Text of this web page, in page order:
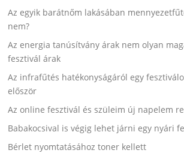
Az egyik barátnőm lakásában
nem?
Az energia tanúsítvány árak nem olyan
fesztivál árak
Az infrafűtés hatékonyságáról egy
először
Az online fesztivál és szüleim új napelem
Babakocsival is végig lehet járni egy nyári
Bérlet nyomtatásához toner kellett